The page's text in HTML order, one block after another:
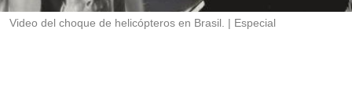
Video del choque de helicópteros en Brasil. Especial